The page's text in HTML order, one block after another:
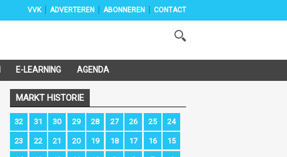
E-LEARNING AGENDA
VVK ADVERTEREN ABONNEREN CONTACT
MARKT HISTORIE
32 31 30 29 28 27 26 25 24
23 22 21 20 19 18 17 16 15